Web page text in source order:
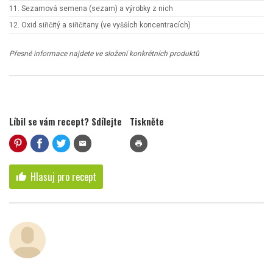
11. Sezamová semena (sezam) a výrobky z nich
12. Oxid siřičitý a siřičitany (ve vyšších koncentracích)
Přesné informace najdete ve složení konkrétních produktů
Líbil se vám recept? Sdílejte
mail
Tiskněte
print
thumb_up Hlasuj pro recept